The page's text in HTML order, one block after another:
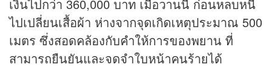
เงินไปกว่า 360,000 บาท เมื่อวานนี้ ก่อนหลบหนี
ไปเปลี่ยนเสื้อผ้า ห่างจากจุดเกิดเหตุประมาณ 500
เมตร ซึ่งสอดคล้องกับคำให้การของพยาน ที่
สามารถยืนยันและจดจำใบหน้าคนร้ายได้